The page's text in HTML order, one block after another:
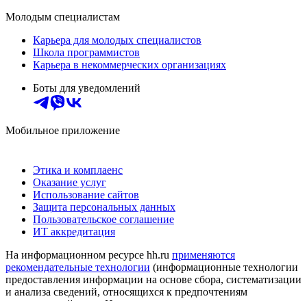
Молодым специалистам
Карьера для молодых специалистов
Школа программистов
Карьера в некоммерческих организациях
Боты для уведомлений
Мобильное приложение
Этика и комплаенс
Оказание услуг
Использование сайтов
Защита персональных данных
Пользовательское соглашение
ИТ аккредитация
На информационном ресурсе hh.ru применяются
рекомендательные технологии (информационные технологии
предоставления информации на основе сбора, систематизации
и анализа сведений, относящихся к предпочтениям